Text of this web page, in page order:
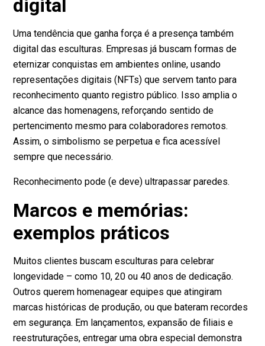
digital
Uma tendência que ganha força é a presença também
digital das esculturas. Empresas já buscam formas de
eternizar conquistas em ambientes online, usando
representações digitais (NFTs) que servem tanto para
reconhecimento quanto registro público. Isso amplia o
alcance das homenagens, reforçando sentido de
pertencimento mesmo para colaboradores remotos.
Assim, o simbolismo se perpetua e fica acessível
sempre que necessário.
Reconhecimento pode (e deve) ultrapassar paredes.
Marcos e memórias:
exemplos práticos
Muitos clientes buscam esculturas para celebrar
longevidade – como 10, 20 ou 40 anos de dedicação.
Outros querem homenagear equipes que atingiram
marcas históricas de produção, ou que bateram recordes
em segurança. Em lançamentos, expansão de filiais e
reestruturações, entregar uma obra especial demonstra